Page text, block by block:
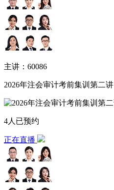
主讲：60086
2026年注会审计考前集训第二讲
4人已预约
正在直播